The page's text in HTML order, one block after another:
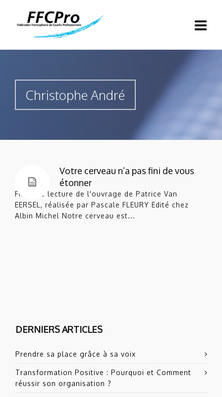
Christophe André
Votre cerveau n’a pas fini de vous
étonner
Fiche de lecture de l'ouvrage de Patrice Van
EERSEL, réalisée par Pascale FLEURY Edité chez
Albin Michel Notre cerveau est...
DERNIERS ARTICLES
Prendre sa place grâce à sa voix
Transformation Positive : Pourquoi et Comment
réussir son organisation ?